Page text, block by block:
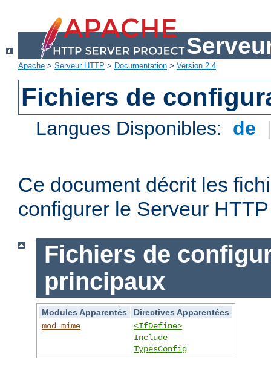
Apache > Serveur HTTP > Documentation > Version 2.4
Fichiers de
Langues Disponibles: de
Ce document décrit les
configurer le Serveur
Fichiers de
principaux
Modules Apparentés
Directives Apparentées
mod_mime
<IfDefine>
Include
TypesConfig